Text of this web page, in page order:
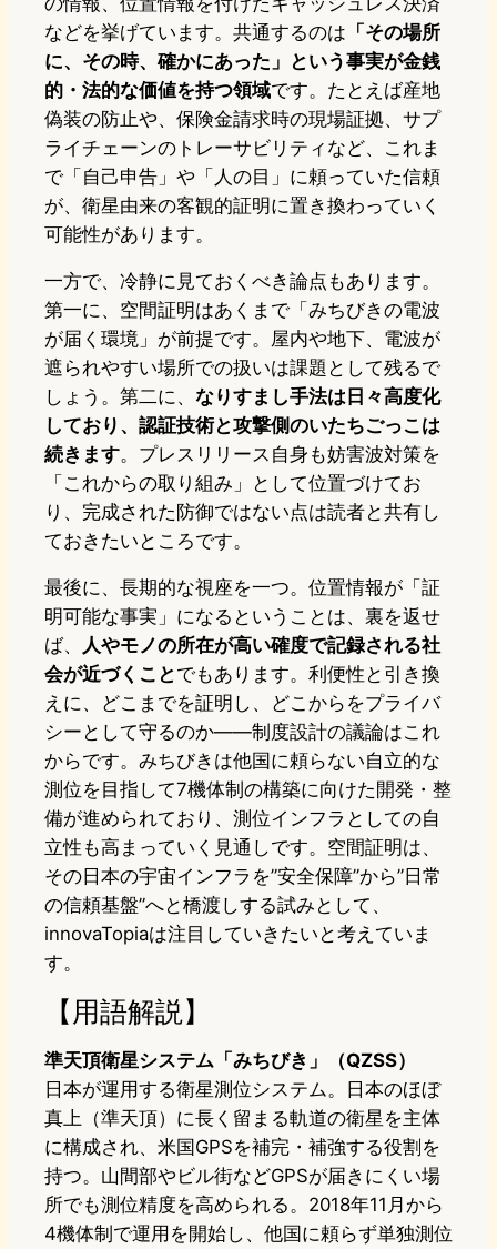
などを挙げています。共通するのは 「その場所
に、その時、確かにあった」という事実が金銭
的・法的な価値を持つ領域です。たとえば産地
偽装の防止や、保険金請求時の現場証拠、サプ
ライチェーンのトレーサビリティなど、これま
で「自己申告」や「人の目」に頼っていた信頼
が、衛星由来の客観的証明に置き換わっていく
可能性があります。
一方で、冷静に見ておくべき論点もあります。
第一に、空間証明はあくまで「みちびきの電波
が届く環境」が前提です。屋内や地下、電波が
遮られやすい場所での扱いは課題として残るで
しょう。第二に、 なりすまし手法は日々高度化
しており、認証技術と攻撃側のいたちごっこは
続きます。プレスリリース自身も妨害波対策を
「これからの取り組み」として位置づけてお
り、完成された防御ではない点は読者と共有し
ておきたいところです。
最後に、長期的な視座を一つ。位置情報が「証
明可能な事実」になるということは、裏を返せ
ば、 人やモノの所在が高い確度で記録される社
会が近づくことでもあります。利便性と引き換
えに、どこまでを証明し、どこからをプライバ
シーとして守るのか——制度設計の議論はこれ
からです。みちびきは他国に頼らない自立的な
測位を目指して7機体制の構築に向けた開発・整
備が進められており、測位インフラとしての自
立性も高まっていく見通しです。空間証明は、
その日本の宇宙インフラを”安全保障”から”日常
の信頼基盤”へと橋渡しする試みとして、
innovaTopiaは注目していきたいと考えていま
す。
【用語解説】
準天頂衛星システム「みちびき」（QZSS）
日本が運用する衛星測位システム。日本のほぼ
真上（準天頂）に長く留まる軌道の衛星を主体
に構成され、米国GPSを補完・補強する役割を
持つ。山間部やビル街などGPSが届きにくい場
所でも測位精度を高められる。2018年11月から
4機体制で運用を開始し、他国に頼らず単独測位